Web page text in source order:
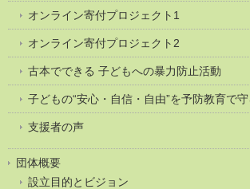
オンライン寄付プロジェクト1
オンライン寄付プロジェクト2
古本でできる 子どもへの暴力防止活動
子どもの“安心・自信・自由”を予防教育で守
支援者の声
団体概要
設立目的とビジョン